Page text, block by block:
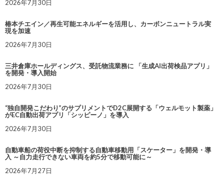
2026年7月30日
椿本チエイン／再生可能エネルギーを活用し、カーボンニュートラル実
現を加速
2026年7月30日
三井倉庫ホールディングス、受託物流業務に 「生成AI出荷検品アプリ」
を開発・導入開始
2026年7月30日
“独自開発こだわり”のサプリメントでD2C展開する「ウェルモット製薬」
がEC自動出荷アプリ「シッピーノ」を導入
2026年7月30日
自動車船の荷役中断を抑制する自動車移動用「スケーター」を開発・導
入 ～自力走行できない車両を約5分で移動可能に～
2026年7月27日